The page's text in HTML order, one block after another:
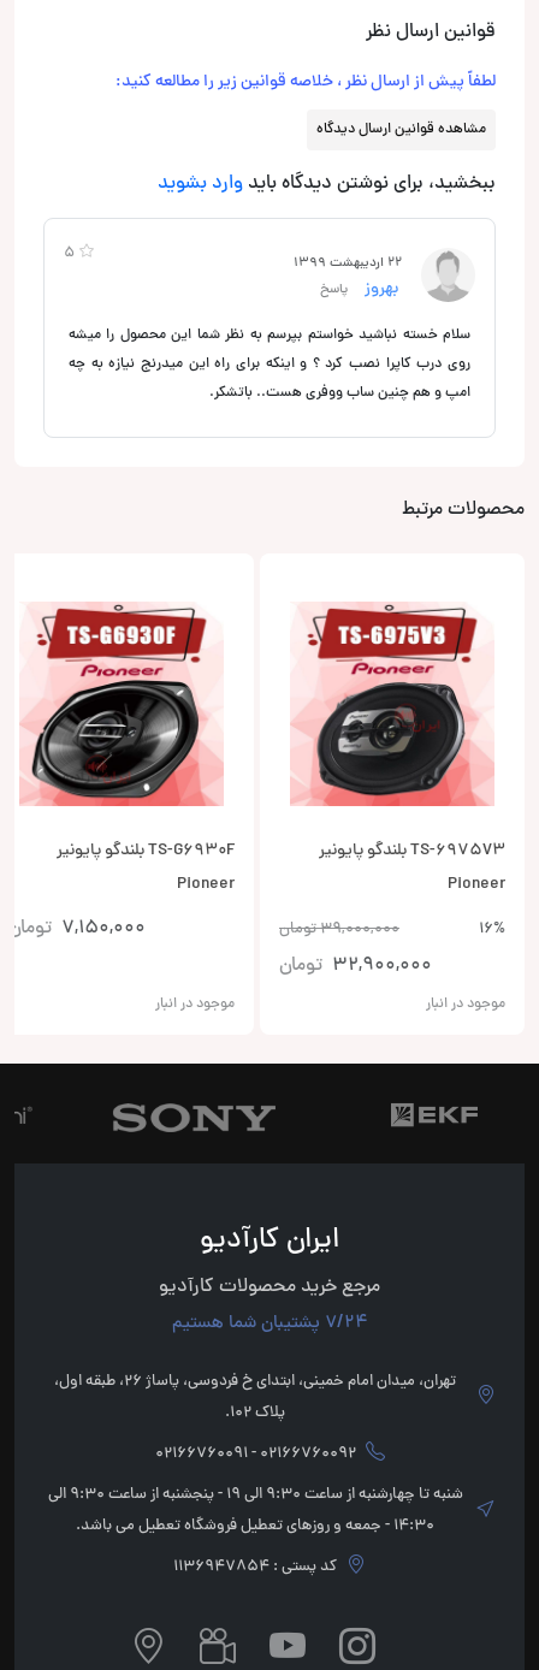
قوانین ارسال نظر
لطفاً پیش از ارسال نظر ، خلاصه قوانین زیر را مطالعه کنید:
مشاهده قوانین ارسال دیدگاه
ببخشید، برای نوشتن دیدگاه باید وارد بشوید
5 22 اردیبهشت 1399
بهروز پاسخ
سلام خسته نباشید خواستم بپرسم به نظر شما این محصول را میشه
روی درب کاپرا نصب کرد ؟ و اینکه برای راه این میدرنج نیازه به چه
امپ و هم چنین ساب ووفری هست.. باتشکر.
محصولات مرتبط
TS-6975V3 بلندگو پایونیر
Pioneer
16%
39,000,000تومان
32,900,000 تومان
موجود در انبار
TS-G6930F بلندگو پایونیر
Pioneer
7,150,000 تومان
موجود در انبار
ایران کارآدیو
مرجع خرید محصولات کارآدیو
7/24 پشتیبان شما هستیم
تهران، میدان امام خمینی، ابتدای خ فردوسی، پاساژ 26، طبقه اول،
پلاک 102.
02166760092 - 02166760091
شنبه تا چهارشنبه از ساعت 9:30 الی 19 - پنجشنبه از ساعت 9:30 الی
14:30 - جمعه و روزهای تعطیل فروشگاه تعطیل می باشد.
کد پستی : 1136947854